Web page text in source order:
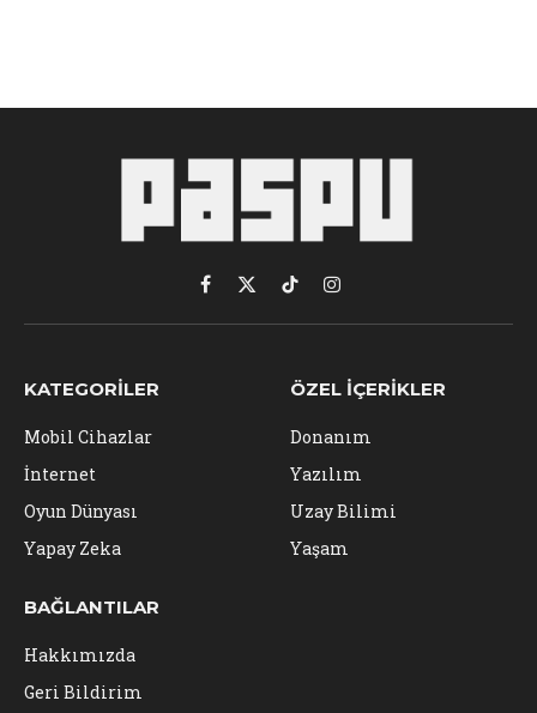
Facebook
X
(Twitter)
TikTokInstagram
KATEGORILER
Mobil Cihazlar
İnternet
Oyun Dünyası
Yapay Zeka
ÖZEL İÇERIKLER
Donanım
Yazılım
Uzay Bilimi
Yaşam
BAĞLANTILAR
Hakkımızda
Geri Bildirim